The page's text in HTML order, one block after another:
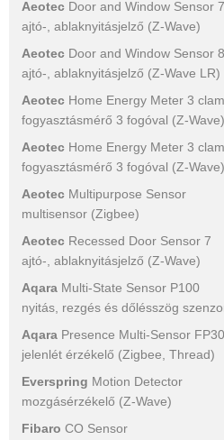
Aeotec Door and Window Sensor
ajtó-, ablaknyitásjelző (Z-Wave)
Aeotec Door and Window Sensor 8
ajtó-, ablaknyitásjelző (Z-Wave LR)
Aeotec Home Energy Meter 3
fogyasztásmérő 3 fogóval (Z-Wave)
Aeotec Home Energy Meter 3
fogyasztásmérő 3 fogóval (Z-Wave)
Aeotec Multipurpose Sensor
multisensor (Zigbee)
Aeotec Recessed Door Sensor 7
ajtó-, ablaknyitásjelző (Z-Wave)
Aqara Multi-State Sensor P100
nyitás, rezgés és dőlésszög
Aqara Presence Multi-Sensor
jelenlét érzékelő (Zigbee, Thread)
Everspring Motion Detector
mozgásérzékelő (Z-Wave)
Fibaro CO Sensor